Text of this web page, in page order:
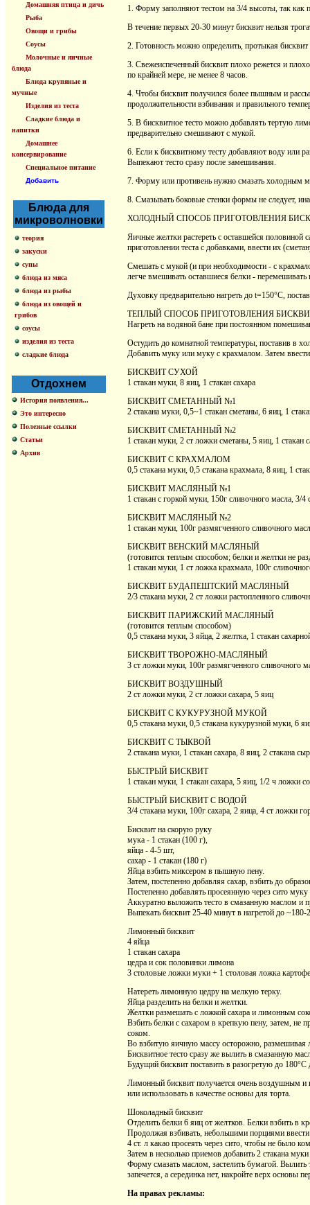
Домашняя птица и дичь
Рыба
Овощи и грибы
Соусы
Молочные и яичные
блюда
Блюда крупяные и
мучные
Изделия из теста
Сладкие блюда и
напитки
Домашнее
консервирование
Специальное питание
Добавить
Блюда для
микроволновки
теория
закуски
супы
блюда из мяса
блюда из рыбы
блюда из овощей и
грибов
соусы
изделия из теста
сладкие блюда
Отдохнем
История появления...
Это интересно
Полезные ссылки
Статьи
Архив
1. Форму заполняют тестом на 3/4 высоты, так как
В течение первых 20-30 минут бисквит нельзя
2. Готовность можно определить, протыкая
3. Свежеиспеченный бисквит плохо режется и
по крайней мере, не менее 8 часов.
4. Чтобы бисквит получился более пышным и
продолжительности взбивания и правильного
5. В бисквитное тесто можно добавлять тертую
предварительно смешивают с мукой.
6. Если к бисквитному тесту добавляют воду или
Выпекают тесто сразу после замешивания.
7. Форму или противень нужно смазать холодным
8. Смазывать боковые стенки формы не следует,
ХОЛОДНЫЙ СПОСОБ ПРИГОТОВЛЕНИЯ БИСКВИТА
Яичные желтки растереть с оставшейся
приготовлении теста с добавками, ввести их
Смешать с мукой (и при необходимости - с
легче вмешивать оставшиеся белки -
Духовку предварительно нагреть до t=150°C,
ТЕПЛЫЙ СПОСОБ ПРИГОТОВЛЕНИЯ БИСКВИТА
Нагреть на водяной бане при постоянном
Остудить до комнатной температуры, поставив в
Добавить муку или муку с крахмалом. Затем
БИСКВИТ СУХОЙ
1 стакан муки, 8 яиц, 1 стакан сахара
БИСКВИТ СМЕТАННЫЙ №1
2 стакана муки, 0,5~1 стакан сметаны, 6 яиц, 1
БИСКВИТ СМЕТАННЫЙ №2
1 стакан муки, 2 ст ложки сметаны, 5 яиц, 1 стакан
БИСКВИТ С КРАХМАЛОМ
0,5 стакана муки, 0,5 стакана крахмала, 8 яиц, 1
БИСКВИТ МАСЛЯНЫЙ №1
1 стакан с горкой муки, 150г сливочного масла, 3/
БИСКВИТ МАСЛЯНЫЙ №2
1 стакан муки, 100г размягченного сливочного
БИСКВИТ ВЕНСКИЙ МАСЛЯНЫЙ
(готовится теплым способом; белки и желтки не
1 стакан муки, 1 ст ложка крахмала, 100г
БИСКВИТ БУДАПЕШТСКИЙ МАСЛЯНЫЙ
2/3 стакана муки, 2 ст ложки растопленного
БИСКВИТ ПАРИЖСКИЙ МАСЛЯНЫЙ
(готовится теплым способом)
0,5 стакана муки, 3 яйца, 2 желтка, 1 стакан
БИСКВИТ ТВОРОЖНО-МАСЛЯНЫЙ
3 ст ложки муки, 100г размягченного сливочного
БИСКВИТ ВОЗДУШНЫЙ
2 ст ложки муки, 2 ст ложки сахара, 5 яиц
БИСКВИТ С КУКУРУЗНОЙ МУКОЙ
0,5 стакана муки, 0,5 стакана кукурузной муки, 6
БИСКВИТ С ТЫКВОЙ
2 стакана муки, 1 стакан сахара, 8 яиц, 2 стакана
БЫСТРЫЙ БИСКВИТ
1 стакан муки, 1 стакан сахара, 5 яиц, 1/2 ч ложки
БЫСТРЫЙ БИСКВИТ С ВОДОЙ
3/4 стакана муки, 100г сахара, 2 яица, 4 ст ложки
Бисквит на скорую руку
мука - 1 стакан (100 г),
яйца - 4-5 шт,
сахар - 1 стакан (180 г)
Яйца взбить миксером в пышную пену.
Затем, постепенно добавляя сахар, взбить до
Постепенно добавлять просеянную через сито
Аккуратно выложить тесто в смазанную маслом
Выпекать бисквит 25-40 минут в нагретой до ~180-
Лимонный бисквит
4 яйца
1 стакан сахара
цедра и сок половинки лимона
3 столовые ложки муки + 1 столовая ложка
Натереть лимонную цедру на мелкую терку.
Яйца разделить на белки и желтки.
Желтки размешать с ложкой сахара и лимонным
Взбить белки с сахаром в крепкую пену, затем, не
соком.
Во взбитую яичную массу осторожно, размешивая
Бисквитное тесто сразу же вылить в смазанную
Будущий бисквит поставить в разогретую до
Лимонный бисквит получается очень воздушным
или использовать в качестве основы для торта.
Шоколадный бисквит
Отделить белки 6 яиц от желтков. Белки взбить в
Продолжая взбивать, небольшими порциями
4 ст. л какао просеять через сито, чтобы не было
Затем в несколько приемов добавить 2 стакана
Форму смазать маслом, застелить бумагой. Вылить
запечется, а серединка нет, накройте верх основы
На правах рекламы: